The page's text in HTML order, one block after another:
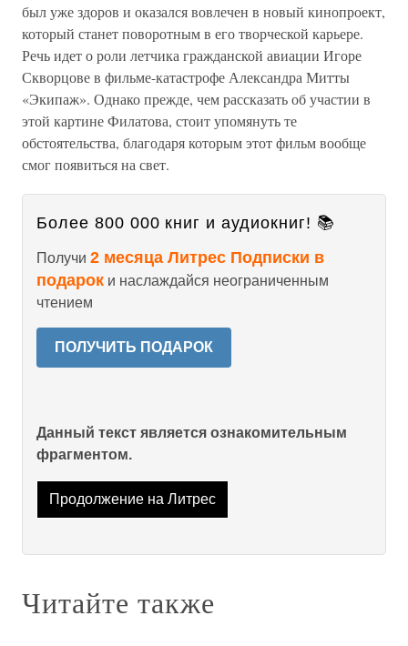
был уже здоров и оказался вовлечен в новый кинопроект,
который станет поворотным в его творческой карьере.
Речь идет о роли летчика гражданской авиации Игоре
Скворцове в фильме-катастрофе Александра Митты
«Экипаж». Однако прежде, чем рассказать об участии в
этой картине Филатова, стоит упомянуть те
обстоятельства, благодаря которым этот фильм вообще
смог появиться на свет.
Более 800 000 книг и аудиокниг! 📚
Получи 2 месяца Литрес Подписки в
подарок и наслаждайся неограниченным
чтением
ПОЛУЧИТЬ ПОДАРОК
Данный текст является ознакомительным
фрагментом.
Продолжение на Литрес
Читайте также